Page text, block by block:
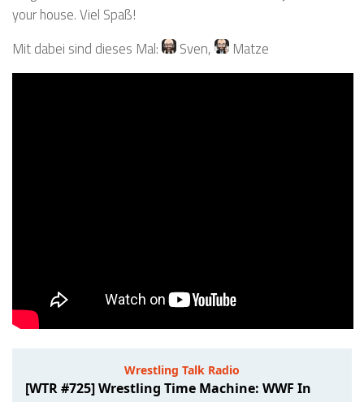
your house. Viel Spaß!
Mit dabei sind dieses Mal:
Sven, Matze